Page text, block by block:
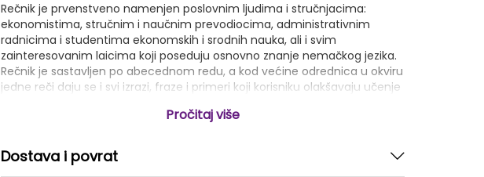
Rečnik je prvenstveno namenjen poslovnim ljudima i stručnjacima:
ekonomistima, stručnim i naučnim prevodiocima, administrativnim
radnicima i studentima ekonomskih i srodnih nauka, ali i svim
zainteresovanim laicima koji poseduju osnovno znanje nemačkog jezika.
Rečnik je sastavljen po abecednom redu, a kod većine odrednica u okviru
jedne reči daju se i svi izrazi, fraze i primeri koji korisniku olakšavaju učenje
svih oblasti ekonomije: mikro i makroekonomija, organizacija i upravljanje
proizvodnjom, privatno preduzetništvo, revizija i računovodstvo,
Pročitaj više
Dostava i povrat